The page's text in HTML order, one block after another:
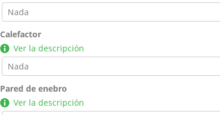
Calefactor
Ver la descripción
Pared de enebro
Ver la descripción